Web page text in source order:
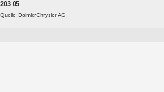
203 05
Quelle: DaimlerChrysler AG